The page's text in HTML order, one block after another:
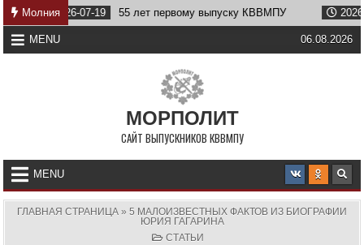
Skip
to
content
Молния
07-19 55 лет первому выпуску КВВМПУ 2026-07-07
MENU 06.08.2026
МОРПОЛИТ
САЙТ ВЫПУСКНИКОВ КВВМПУ
MENU
ГЛАВНАЯ СТРАНИЦА » 5 МАЛОИЗВЕСТНЫХ ФАКТОВ ИЗ БИОГРАФИИ
ЮРИЯ ГАГАРИНА
POSTED
СТАТЬИ